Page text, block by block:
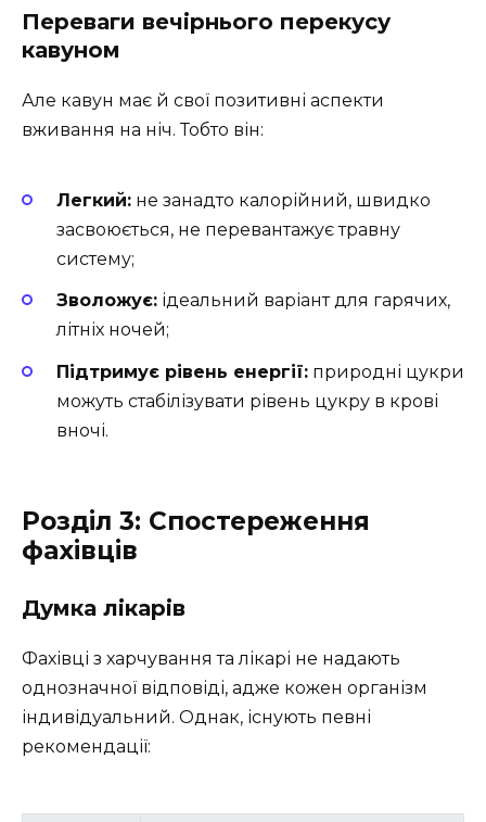
Переваги вечірнього перекусу
кавуном
Але кавун має й свої позитивні аспекти
вживання на ніч. Тобто він:
Легкий: не занадто калорійний, швидко
засвоюється, не перевантажує травну
систему;
Зволожує: ідеальний варіант для гарячих,
літніх ночей;
Підтримує рівень енергії: природні цукри
можуть стабілізувати рівень цукру в крові
вночі.
Розділ 3: Спостереження
фахівців
Думка лікарів
Фахівці з харчування та лікарі не надають
однозначної відповіді, адже кожен організм
індивідуальний. Однак, існують певні
рекомендації: